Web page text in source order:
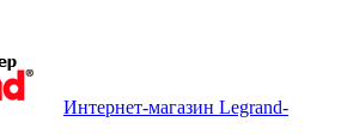
Интернет-магазин Legrand-